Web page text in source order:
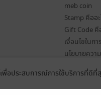
meb coin
Stamp คืออะ
Gift Code คื
เงื่อนไขในกา
นโยบายควา
แผนผังเว็บไซต์
พื่อประสบการณ์การใช้บริการที่